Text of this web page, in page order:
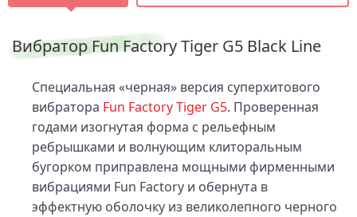
Вибратор Fun Factory Tiger G5 Black Line
Специальная «черная» версия суперхитового
вибратора Fun Factory Tiger G5. Проверенная
годами изогнутая форма с рельефным
ребрышками и волнующим клиторальным
бугорком приправлена мощными фирменными
вибрациями Fun Factory и обернута в
эффектную оболочку из великолепного черного